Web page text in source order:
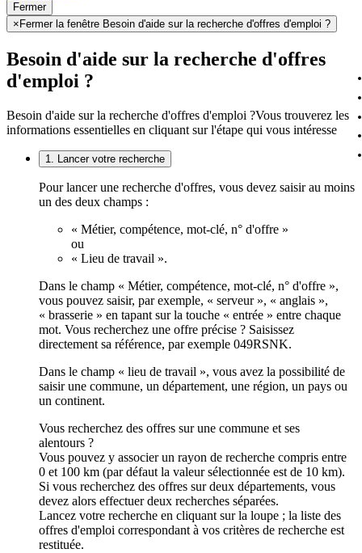
Fermer
× Fermer la fenêtre Besoin d'aide sur la recherche d'offres d'emploi ?
Besoin d'aide sur la recherche d'offres
d'emploi ?
Besoin d'aide sur la recherche d'offres d'emploi ?Vous trouverez les
informations essentielles en cliquant sur l'étape qui vous intéresse
1. Lancer votre recherche
Pour lancer une recherche d'offres, vous devez saisir au moins
un des deux champs :
« Métier, compétence, mot-clé, n° d'offre »
ou
« Lieu de travail ».
Dans le champ « Métier, compétence, mot-clé, n° d'offre »,
vous pouvez saisir, par exemple, « serveur », « anglais »,
« brasserie » en tapant sur la touche « entrée » entre chaque
mot. Vous recherchez une offre précise ? Saisissez
directement sa référence, par exemple 049RSNK.
Dans le champ « lieu de travail », vous avez la possibilité de
saisir une commune, un département, une région, un pays ou
un continent.
Vous recherchez des offres sur une commune et ses
alentours ?
Vous pouvez y associer un rayon de recherche compris entre
0 et 100 km (par défaut la valeur sélectionnée est de 10 km).
Si vous recherchez des offres sur deux départements, vous
devez alors effectuer deux recherches séparées.
Lancez votre recherche en cliquant sur la loupe ; la liste des
offres d'emploi correspondant à vos critères de recherche est
restituée.